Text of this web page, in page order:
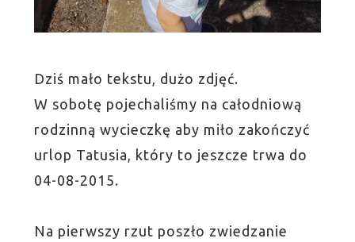
Dziś mało tekstu, dużo zdjęć.
W sobotę pojechaliśmy na całodniową
rodzinną wycieczkę aby miło zakończyć
urlop Tatusia, który to jeszcze trwa do
04-08-2015.
Na pierwszy rzut poszło zwiedzanie